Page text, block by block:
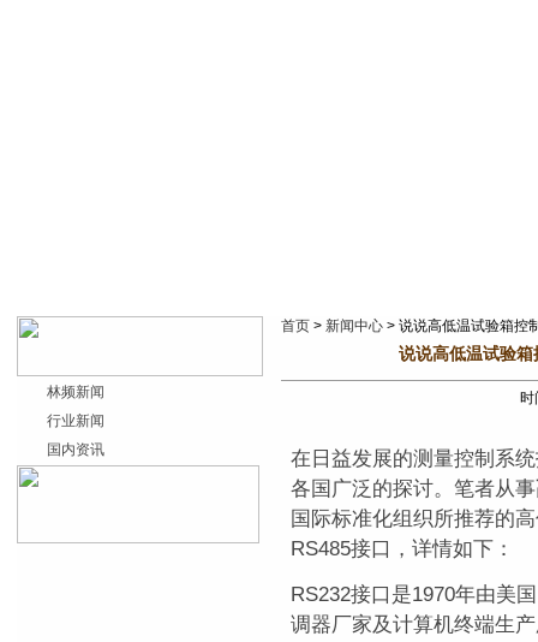
林频新闻
行业新闻
国内资讯
首页 > 新闻中心 > 说说高低温试验箱控
说说高低温试验
在日益发展的测量控制系
各国广泛的探讨。笔者从事
国际标准化组织所推荐的
RS485接口，详情如下：
RS232接口是1970年由美
调器厂家及计算机终端生